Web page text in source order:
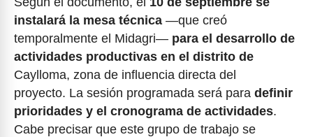
instalará la mesa técnica —que creó
temporalmente el Midagri— para el desarrollo de
actividades productivas en el distrito de
Caylloma, zona de influencia directa del
proyecto. La sesión programada será para definir
prioridades y el cronograma de actividades.
Cabe precisar que este grupo de trabajo se